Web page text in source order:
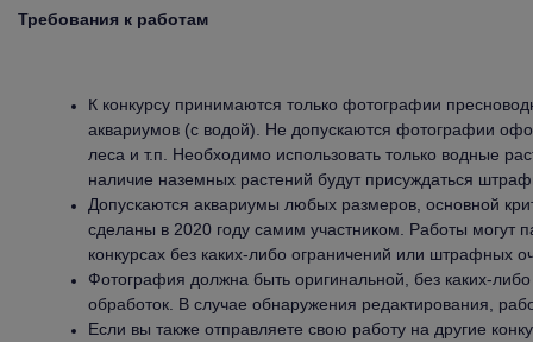
Требования к работам
К конкурсу принимаются только фотографии
аквариумов (с водой). Не допускаются фотографии
леса и т.п. Необходимо использовать только водные
наличие наземных растений будут присуждаться
Допускаются аквариумы любых размеров, основной
сделаны в 2020 году самим участником. Работы могут
конкурсах без каких-либо ограничений или штрафных
Фотография должна быть оригинальной, без каких-
обработок. В случае обнаружения редактирования,
Если вы также отправляете свою работу на другие